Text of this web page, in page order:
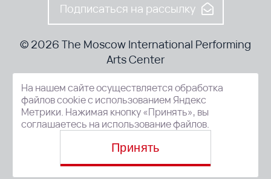
Подписаться на рассылку
© 2026 The Moscow International Performing
Arts Center
52-8, Kosmodamianskaya nab., Moscow, 115054, Russia
На нашем сайте осуществляется обработка
файлов cookie с использованием Яндекс
Метрики. Нажимая кнопку «Принять», вы
соглашаетесь на использование файлов.
Принять